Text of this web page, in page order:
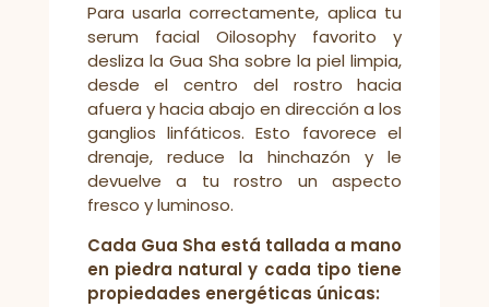
Para usarla correctamente, aplica tu
serum facial Oilosophy favorito y
desliza la Gua Sha sobre la piel limpia,
desde el centro del rostro hacia
afuera y hacia abajo en dirección a los
ganglios linfáticos. Esto favorece el
drenaje, reduce la hinchazón y le
devuelve a tu rostro un aspecto
fresco y luminoso.
Cada Gua Sha está tallada a mano
en piedra natural y cada tipo tiene
propiedades energéticas únicas: